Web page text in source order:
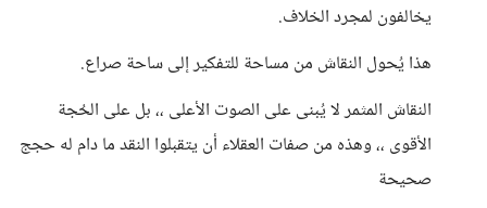
يخالفون لمجرد الخلاف.
هذا يُحول النقاش من مساحة للتفكير إلى ساحة صراع.
النقاش المثمر لا يُبنى على الصوت الأعلى ،، بل على الحُجة
الأقوى ،، وهذه من صفات العقلاء أن يتقبلوا النقد ما دام له حجج
صحيحة